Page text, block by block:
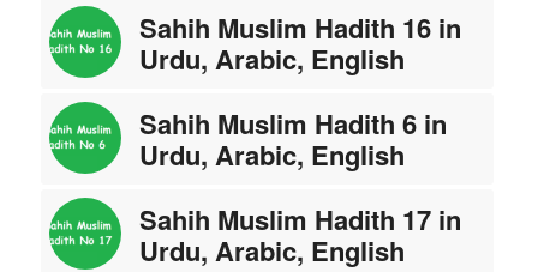
Sahih Muslim Hadith 16 in
Urdu, Arabic, English
Sahih Muslim Hadith 6 in
Urdu, Arabic, English
Sahih Muslim Hadith 17 in
Urdu, Arabic, English